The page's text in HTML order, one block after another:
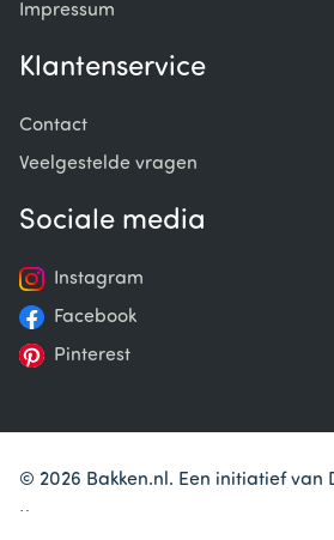
Impressum
Klantenservice
Contact
Veelgestelde vragen
Sociale media
Instagram
Facebook
Pinterest
© 2026 Bakken.nl. Een initiatief van